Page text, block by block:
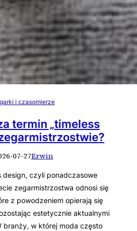
i czasomierze
termin „timeless
07-27Erwin
design, czyli ponadczasowe
zegarmistrzostwa odnosi się
z powodzeniem opierają się
estetycznie aktualnymi
branży, w której moda często